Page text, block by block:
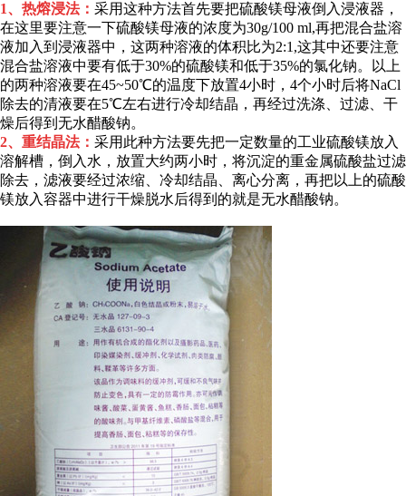
1、热熔浸法： 采用这种方法首先要把硫酸镁母液倒入浸液器，
在这里要注意一下硫酸镁母液的浓度为30g/100 ml,再把混合盐溶
液加入到浸液器中，这两种溶液的体积比为2:1,这其中还要注意
混合盐溶液中要有低于30%的硫酸镁和低于35%的氯化钠。以上
的两种溶液要在45~50℃的温度下放置4小时，4个小时后将NaCl
除去的清液要在5℃左右进行冷却结晶，再经过洗涤、过滤、干
燥后得到无水醋酸钠。
2、重结晶法： 采用此种方法要先把一定数量的工业硫酸镁放入
溶解槽，倒入水，放置大约两小时，将沉淀的重金属硫酸盐过滤
除去，滤液要经过浓缩、冷却结晶、离心分离，再把以上的硫酸
镁放入容器中进行干燥脱水后得到的就是无水醋酸钠。